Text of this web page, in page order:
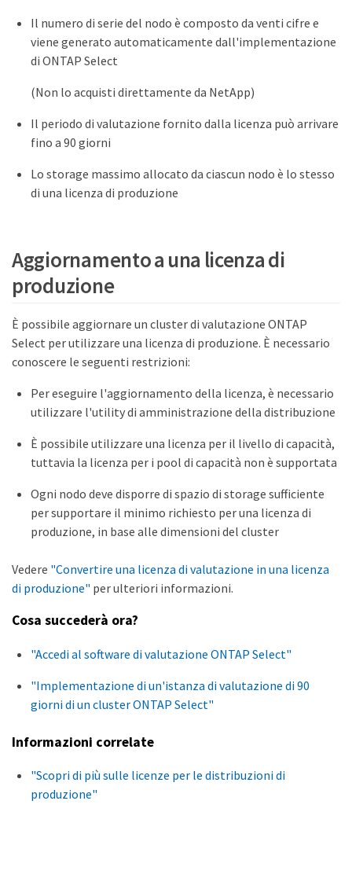
Il numero di serie del nodo è composto da venti cifre e
viene generato automaticamente dall'implementazione
di ONTAP Select
(Non lo acquisti direttamente da NetApp)
Il periodo di valutazione fornito dalla licenza può arrivare
fino a 90 giorni
Lo storage massimo allocato da ciascun nodo è lo stesso
di una licenza di produzione
Aggiornamento a una licenza di
produzione
È possibile aggiornare un cluster di valutazione ONTAP
Select per utilizzare una licenza di produzione. È necessario
conoscere le seguenti restrizioni:
Per eseguire l'aggiornamento della licenza, è necessario
utilizzare l'utility di amministrazione della distribuzione
È possibile utilizzare una licenza per il livello di capacità,
tuttavia la licenza per i pool di capacità non è supportata
Ogni nodo deve disporre di spazio di storage sufficiente
per supportare il minimo richiesto per una licenza di
produzione, in base alle dimensioni del cluster
Vedere "Convertire una licenza di valutazione in una licenza
di produzione" per ulteriori informazioni.
Cosa succederà ora?
"Accedi al software di valutazione ONTAP Select"
"Implementazione di un'istanza di valutazione di 90
giorni di un cluster ONTAP Select"
Informazioni correlate
"Scopri di più sulle licenze per le distribuzioni di
produzione"